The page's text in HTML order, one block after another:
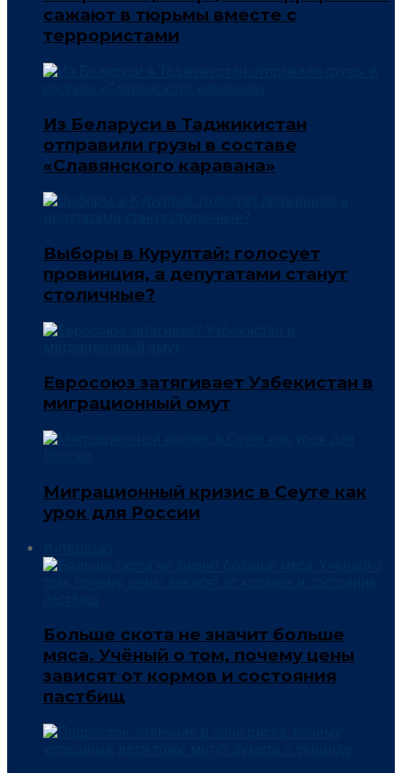
сажают в тюрьмы вместе с
террористами
Из Беларуси в Таджикистан
отправили грузы в составе
«Славянского каравана»
Выборы в Курултай: голосует
провинция, а депутатами станут
столичные?
Евросоюз затягивает Узбекистан в
миграционный омут
Миграционный кризис в Сеуте как
урок для России
Больше скота не значит больше
мяса. Учёный о том, почему цены
зависят от кормов и состояния
пастбищ